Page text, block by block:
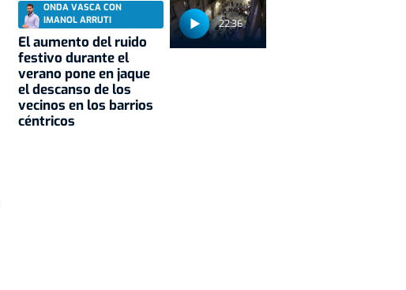
22:36
ONDA VASCA CON
IMANOL ARRUTI
El aumento del ruido
festivo durante el
verano pone en jaque
el descanso de los
vecinos en los barrios
céntricos